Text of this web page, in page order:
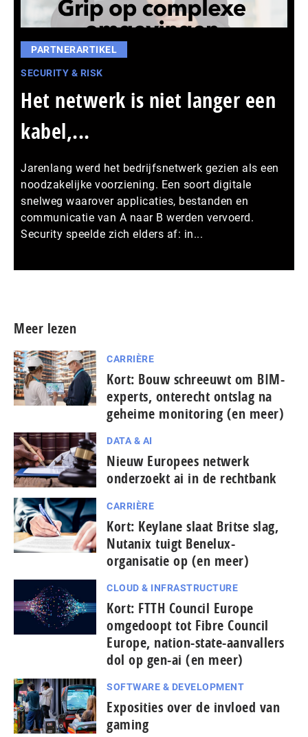
PARTNERARTIKEL
SECURITY & RISK
Het netwerk is niet langer een
kabel,...
Jarenlang werd het bedrijfsnetwerk gezien als een
noodzakelijke voorziening. Een soort digitale
snelweg waarover applicaties, bestanden en
communicatie van A naar B werden vervoerd.
Security speelde zich elders af: in...
Meer lezen
CARRIÈRE
Kort: Bouw schreeuwt om BIM-
experts, onterecht ontslag na
geheime monitoring (en meer)
DATA & AI
Nieuw Europees netwerk
onderzoekt ai in de rechtbank
CARRIÈRE
Kort: Keylane slaat Britse slag,
Nutanix tuigt Benelux-
organisatie op (en meer)
CLOUD & INFRASTRUCTURE
Kort: FTTH Council Europe
omgedoopt tot Fibre Council
Europe, nation-state-aanvallers
dol op gen-ai (en meer)
SOFTWARE & DEVELOPMENT
Exposities over de invloed van
gaming